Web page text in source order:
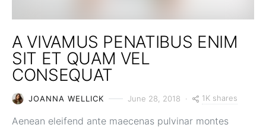
A VIVAMUS PENATIBUS ENIM
SIT ET QUAM VEL
CONSEQUAT
JOANNA WELLICK June 28, 2018 1K shares
Aenean eleifend ante maecenas pulvinar montes